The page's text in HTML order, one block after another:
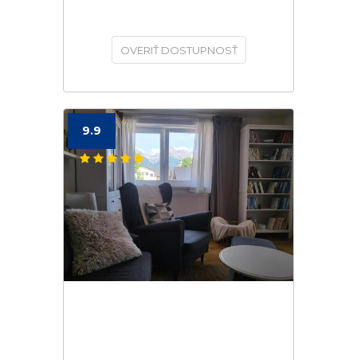
OVERIŤ DOSTUPNOSŤ
9.9